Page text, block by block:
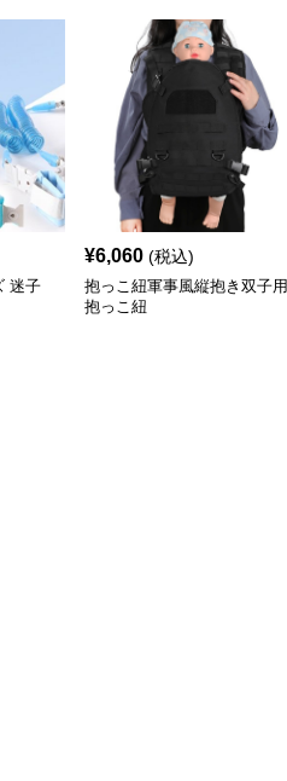
迷子
¥6,060 (税込)
抱っこ紐軍事風縦抱き双子用
抱っこ紐